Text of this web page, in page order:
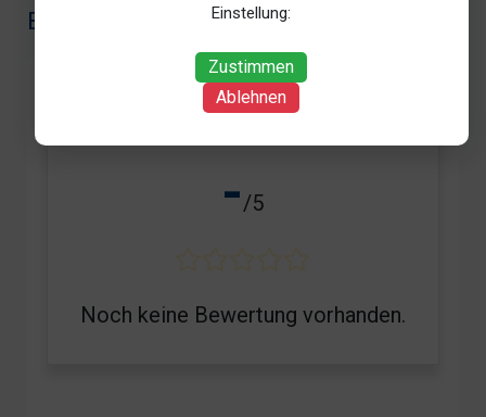
Einstellung:
Zustimmen
Ablehnen
BEWERTUNG
-/5
Noch keine Bewertung vorhanden.